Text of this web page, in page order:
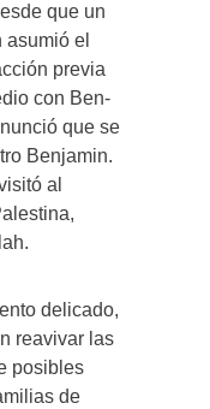
que un
el
previa
con Ben-
que se
Benjamin.
al
delicado,
reavivar las
posibles
de